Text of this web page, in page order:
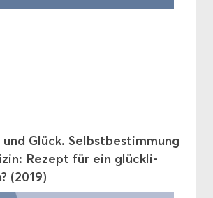
Glück. Selbst­be­stim­mung
Re­zept für ein glück­li­
(2019)